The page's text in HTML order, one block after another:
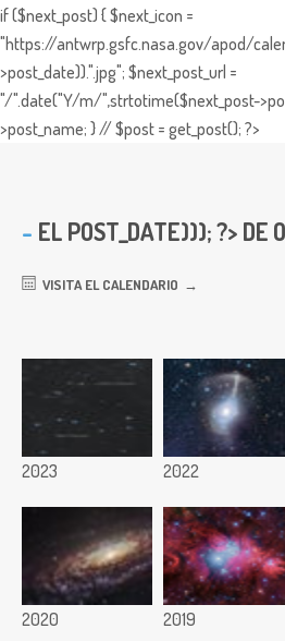
if ($next_post) { $next_icon =
"https://antwrp.gsfc.nasa.gov/apod/
>post_date)).".jpg"; $next_post_url =
"/".date("Y/m/",strtotime($next_post-
>post_name; } // $post = get_post(); ?>
EL POST_DATE))); ?> DE
VISITA EL CALENDARIO
2023 2022
2020 2019